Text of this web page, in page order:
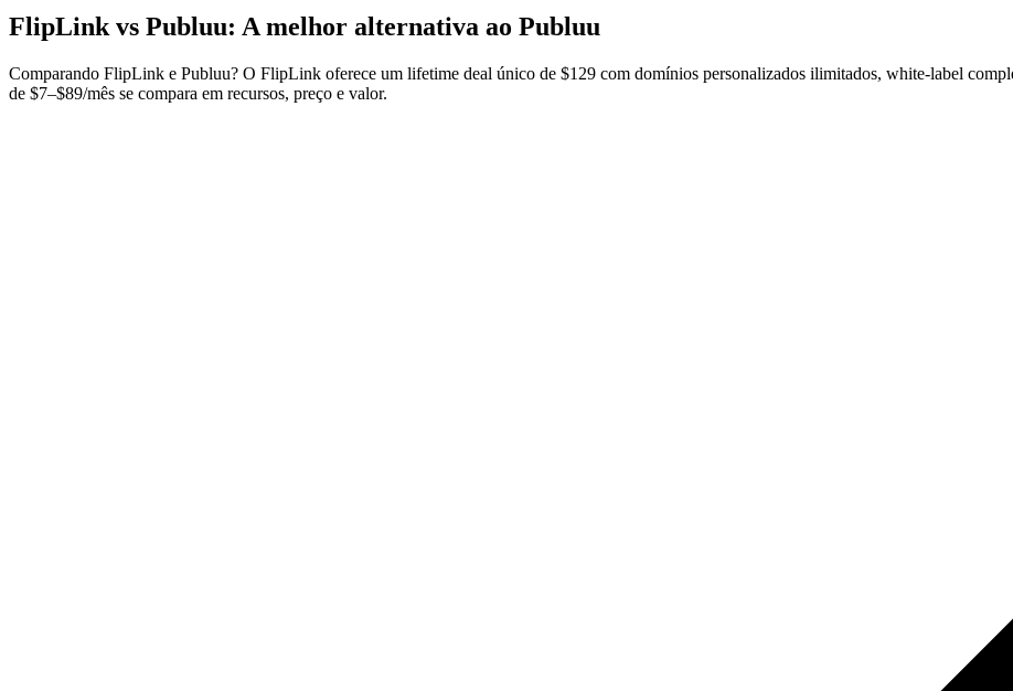
FlipLink vs Publuu: A melhor alternativa ao Publuu
Comparando FlipLink e Publuu? O FlipLink oferece um lifetime deal único de $129 com domínios personalizados ilimitados, white-label
de $7–$89/mês se compara em recursos, preço e valor.